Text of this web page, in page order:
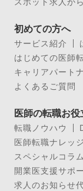
初めての方へ
サービス紹介
はじめての医師
キャリアパート
よくあるご質問
医師の転職お
転職ノウハウ
医師転職ナレッジ
スペシャルコラム
開業医支援サポ
求人のお知らせ